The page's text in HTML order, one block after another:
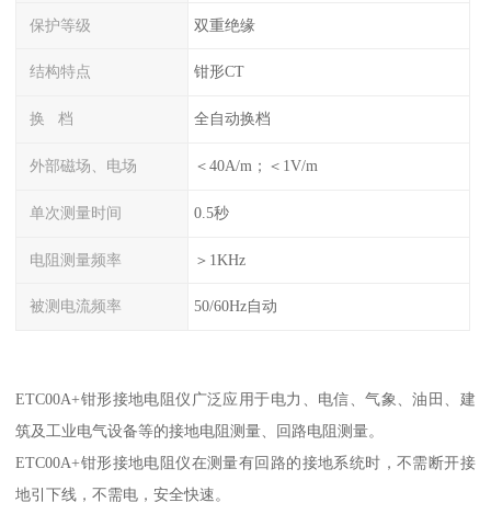
保护等级 双重绝缘
结构特点 钳形CT
换 档 全自动换档
外部磁场、电场 ＜40A/m；＜1V/m
单次测量时间 0.5秒
电阻测量频率 ＞1KHz
被测电流频率 50/60Hz自动
ETC00A+钳形接地电阻仪广泛应用于电力、电信、气象、油田、建
筑及工业电气设备等的接地电阻测量、回路电阻测量。
ETC00A+钳形接地电阻仪在测量有回路的接地系统时，不需断开接
地引下线，不需电，安全快速。